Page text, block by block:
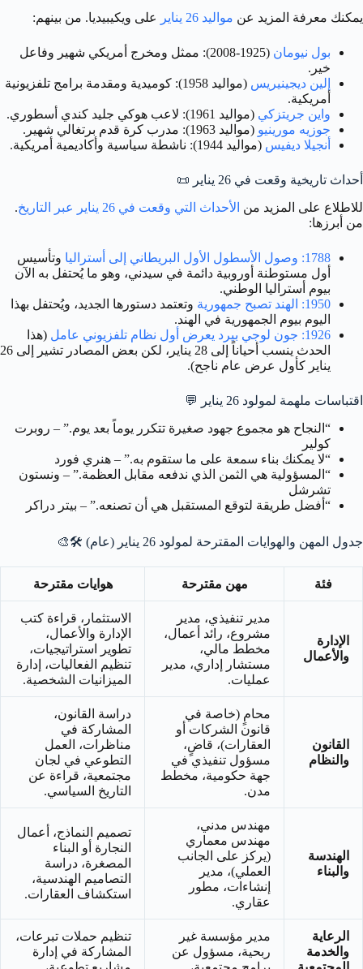
يمكنك معرفة المزيد عن مواليد 26 يناير على ويكيبيديا. من بينهم:
بول نيومان
(1925-2008): ممثل ومخرج أمريكي شهير وفاعل
خير.
إلين ديجينيريس
(مواليد 1958): كوميدية ومقدمة برامج تلفزيونية
أمريكية.
واين جريتزكي (مواليد 1961): لاعب هوكي جليد كندي أسطوري.
جوزيه مورينيو (مواليد 1963): مدرب كرة قدم برتغالي شهير.
أنجيلا ديفيس (مواليد 1944): ناشطة سياسية وأكاديمية أمريكية.
أحداث تاريخية وقعت في 26 يناير
📜
للاطلاع على المزيد من الأحداث التي وقعت في 26 يناير عبر التاريخ
.
من أبرزها:
1788: وصول الأسطول الأول البريطاني إلى أستراليا
وتأسيس
أول مستوطنة أوروبية دائمة في سيدني، وهو ما يُحتفل به الآن
بيوم أستراليا الوطني.
1950: الهند تصبح جمهورية
وتعتمد دستورها الجديد، ويُحتفل بهذا
اليوم بيوم الجمهورية في الهند.
1926: جون لوجي بيرد يعرض أول نظام تلفزيوني عامل
(هذا
الحدث ينسب أحياناً إلى 28 يناير، لكن بعض المصادر تشير إلى 26
يناير كأول عرض عام ناجح).
اقتباسات ملهمة لمولود 26 يناير
💬
“النجاح هو مجموع جهود صغيرة تتكرر يوماً بعد يوم.” – روبرت
كولير
“لا يمكنك بناء سمعة على ما ستقوم به.” – هنري فورد
“المسؤولية هي الثمن الذي ندفعه مقابل العظمة.” – ونستون
تشرشل
“أفضل طريقة لتوقع المستقبل هي أن تصنعه.” – بيتر دراكر
جدول المهن والهوايات المقترحة لمولود 26 يناير (عام) 🛠️🎨
فئة مهن مقترحة هوايات مقترحة
الإدارة
والأعمال
مدير تنفيذي، مدير
مشروع، رائد أعمال،
مخطط مالي،
مستشار إداري، مدير
عمليات.
الاستثمار، قراءة كتب
الإدارة والأعمال،
تطوير استراتيجيات،
تنظيم الفعاليات، إدارة
الميزانيات الشخصية.
القانون
والنظام
محامٍ (خاصة في
قانون الشركات أو
العقارات)، قاضٍ،
مسؤول تنفيذي في
جهة حكومية، مخطط
مدن.
دراسة القانون،
المشاركة في
مناظرات، العمل
التطوعي في لجان
مجتمعية، قراءة عن
التاريخ السياسي.
الهندسة
والبناء
مهندس مدني،
مهندس معماري
(يركز على الجانب
العملي)، مدير
إنشاءات، مطور
عقاري.
تصميم النماذج، أعمال
النجارة أو البناء
المصغرة، دراسة
التصاميم الهندسية،
استكشاف العقارات.
الرعاية
والخدمة
مدير مؤسسة غير
ربحية، مسؤول عن
تنظيم حملات تبرعات،
المشاركة في إدارة